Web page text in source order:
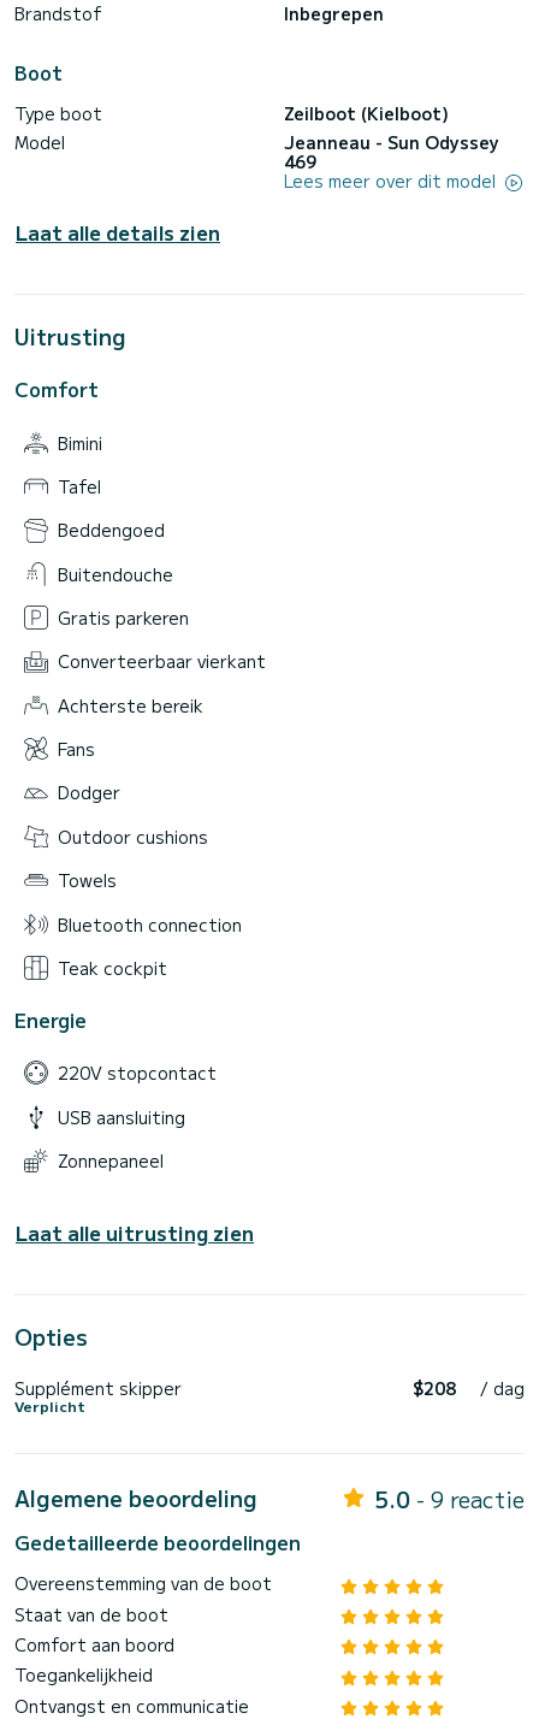
Brandstof
Inbegrepen
Boot
Type boot
Zeilboot (Kielboot)
Model
Jeanneau - Sun Odyssey
469
Lees meer over dit model
Laat alle details zien
Uitrusting
Comfort
Bimini
Tafel
Beddengoed
Buitendouche
Gratis parkeren
Converteerbaar vierkant
Achterste bereik
Fans
Dodger
Outdoor cushions
Towels
Bluetooth connection
Teak cockpit
Energie
220V stopcontact
USB aansluiting
Zonnepaneel
Laat alle uitrusting zien
Opties
Supplément skipper
Verplicht
$208 / dag
Algemene beoordeling 5.0 - 9 reactie
Gedetailleerde beoordelingen
Overeenstemming van de boot
Staat van de boot
Comfort aan boord
Toegankelijkheid
Ontvangst en communicatie